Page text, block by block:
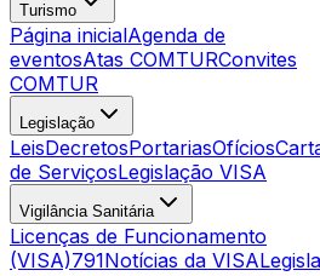
Turismo
Página inicialAgenda de
eventosAtas COMTURConvites
COMTUR
Legislação
LeisDecretosPortariasOfícios
de ServiçosLegislação VISA
Vigilância Sanitária
Licenças de Funcionamento
(VISA)791Notícias da VISA